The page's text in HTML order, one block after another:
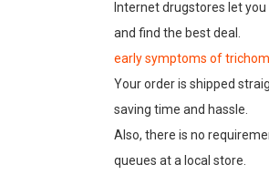
Internet drugstores let
and find the best deal.
early symptoms of
Your order is shipped
saving time and hassle.
Also, there is no
queues at a local store.